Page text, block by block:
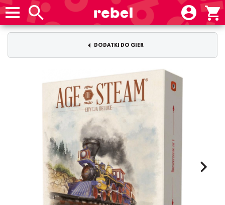
DODATKI DO GIER